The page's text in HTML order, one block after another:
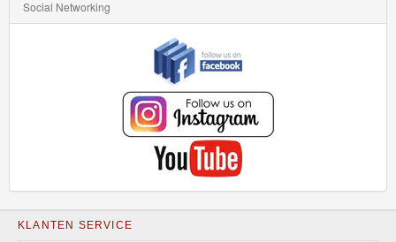
Social Networking
KLANTEN SERVICE